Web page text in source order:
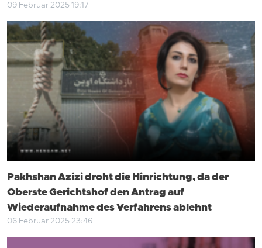
09 Februar 2025 19:17
Pakhshan Azizi droht die Hinrichtung, da der
Oberste Gerichtshof den Antrag auf
Wiederaufnahme des Verfahrens ablehnt
06 Februar 2025 23:46